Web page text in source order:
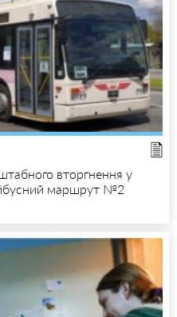
вторгнення у
маршрут №2